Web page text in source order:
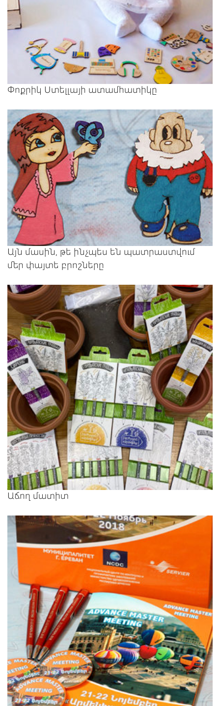
Փոքրիկ Ստելլայի ատամհատիկը
Այն մասին, թե ինչպես են պատրաստվում
մեր փայտե բրոշները
Աճող մատիտ